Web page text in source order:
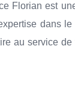
Florian est
dans
au service